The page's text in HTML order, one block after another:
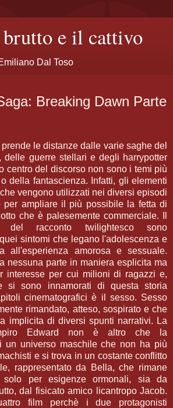
e il cattivo
Dal Toso
Breaking Dawn Parte
le distanze dalle varie saghe del
delle guerre stellari e degli harrypotter
centro del discorso non sono i temi più
della fantascienza. Infatti, gli elementi
vengono utilizzati nei diversi episodi
per ampliare il più possibile la fetta di
che è palesemente commerciale. Il
del racconto twilightesco sono
sintomi che legano l'adolescenza e
all'esperienza amorosa e sessuale.
nessuna parte in maniera esplicita ma
interesse per cui milioni di ragazzi e,
si sono innamorati di questa storia
cinematografici è il sesso. Sesso
rimandato, atteso, sospirato e che
implicita di diversi spunti narrativi. La
Edward non è altro che la
un universo maschile che non ha più
e si trova in un costante conflitto
rappresentato da Bella, che rimane
solo per esigenze ormonali, sia da
dal fisicato amico licantropo Jacob.
film perchè i due protagonisti